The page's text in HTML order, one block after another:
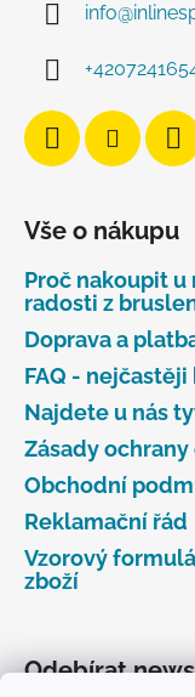
info@
Vše o nákupu
Proč nakoupit u
radosti z
Doprava a
FAQ -
Najdete u nás
Zásady
Obchodní
Reklamační řád
Vzorový
zboží
Odebírat